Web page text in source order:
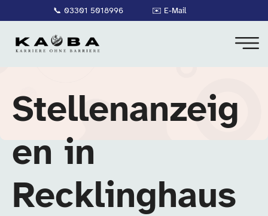
📞 03301 5018996 ✉️ E-Mail
Stellenanzeig
en in
Recklinghaus